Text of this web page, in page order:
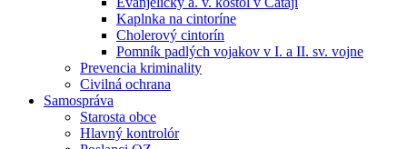
Kaplnka na cintoríne
Cholerový cintorín
Pomník padlých vojakov v I. a II. sv. vojne
Prevencia kriminality
Civilná ochrana
Samospráva
Starosta obce
Hlavný kontrolór